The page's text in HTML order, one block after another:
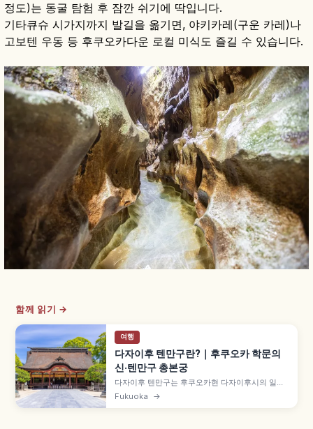
정도)는 동굴 탐험 후 잠깐 쉬기에 딱입니다.
기타큐슈 시가지까지 발길을 옮기면, 야키카레(구운 카레)나
고보텐 우동 등 후쿠오카다운 로컬 미식도 즐길 수 있습니다.
함께 읽기 →
여행
다자이후 텐만구란?｜후쿠오카 학문의
신·텐만구 총본궁
다자이후 텐만구는 후쿠오카현 다자이후시의 일본
전국 텐만구 총본궁으로, 학문의 신 스가와라노 미
Fukuoka →